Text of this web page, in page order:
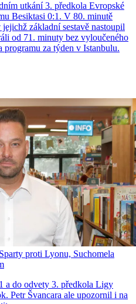
utkání 3. předkola Evropské
Besiktasi 0:1. V 80. minutě
základní sestavě nastoupil
od 71. minuty bez vyloučeného
programu za týden v Istanbulu.
proti Lyonu, Suchomela
a do odvety 3. předkola Ligy
Petr Švancara ale upozornil i na